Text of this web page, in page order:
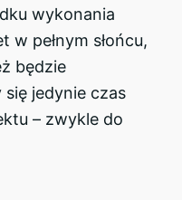
wykonania
w pełnym słońcu,
będzie
się jedynie czas
– zwykle do